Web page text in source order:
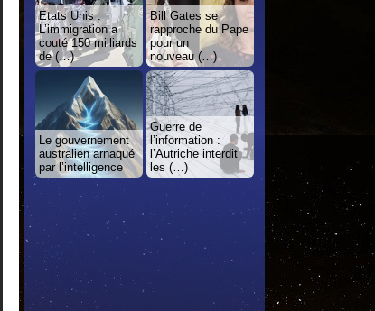
Etats Unis :
L’immigration a
couté 150 milliards
de (…)
Bill Gates se
rapproche du Pape
pour un
nouveau (…)
Le gouvernement
australien arnaqué
par l’intelligence
Guerre de
l’information :
l’Autriche interdit
les (…)